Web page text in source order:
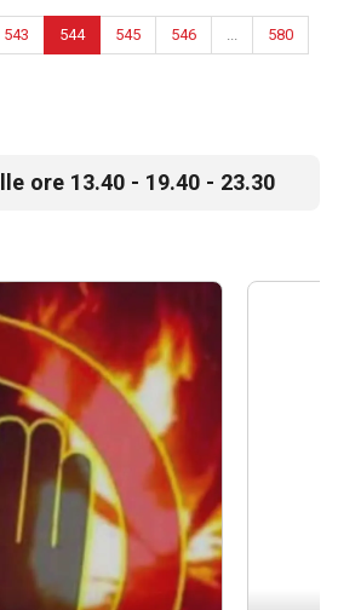
543 544 545 546 580
ore 13.40 - 19.40 - 23.30